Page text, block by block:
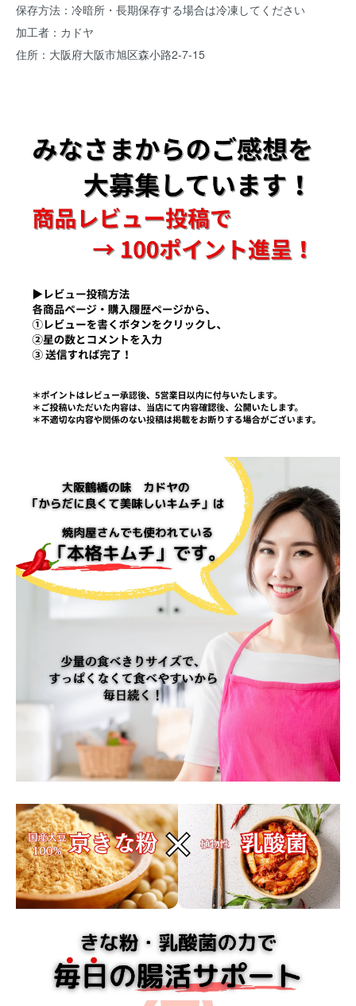
保存方法：冷暗所・長期保存する場合は冷凍してください
加工者：カドヤ
住所：大阪府大阪市旭区森小路2-7-15